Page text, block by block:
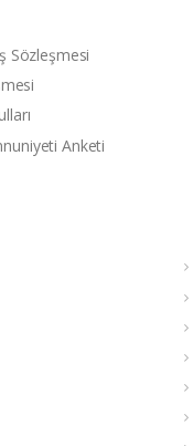
Sözleşmesi
Anketi